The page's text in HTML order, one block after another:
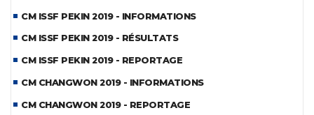
CM ISSF PEKIN 2019 - INFORMATIONS
CM ISSF PEKIN 2019 - RÉSULTATS
CM ISSF PEKIN 2019 - REPORTAGE
CM CHANGWON 2019 - INFORMATIONS
CM CHANGWON 2019 - REPORTAGE